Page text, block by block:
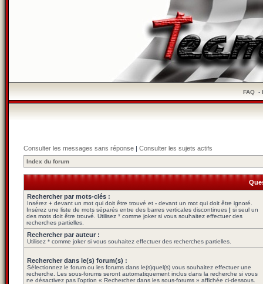
FAQ-
Consulter les messages sans réponse | Consulter les sujets actifs
Index du forum
Rechercher par mots-clés :
Insérez + devant un mot qui doit être trouvé et - devant un mot qui doit être ignoré.
Insérez une liste de mots séparés entre des barres verticales discontinues | si seul un
des mots doit être trouvé. Utilisez * comme joker si vous souhaitez effectuer des
recherches partielles.
Rechercher par auteur :
Utilisez * comme joker si vous souhaitez effectuer des recherches partielles.
Rechercher dans le(s) forum(s) :
Sélectionnez le forum ou les forums dans le(s)quel(s) vous souhaitez effectuer une
recherche. Les sous-forums seront automatiquement inclus dans la recherche si vous
ne désactivez pas l’option « Rechercher dans les sous-forums » affichée ci-dessous.